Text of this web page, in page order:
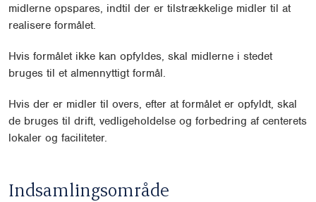
midlerne opspares, indtil der er tilstrækkelige midler til at
realisere formålet.
Hvis formålet ikke kan opfyldes, skal midlerne i stedet
bruges til et almennyttigt formål.
Hvis der er midler til overs, efter at formålet er opfyldt, skal
de bruges til drift, vedligeholdelse og forbedring af centerets
lokaler og faciliteter.
Indsamlingsområde